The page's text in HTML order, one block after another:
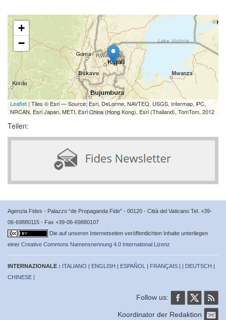
+
−
Leaflet | Tiles © Esri — Source: Esri, DeLorme, NAVTEQ, USGS, Intermap, iPC,
NRCAN, Esri Japan, METI, Esri China (Hong Kong), Esri (Thailand), TomTom, 2012
Teilen:
Agenzia Fides - Palazzo “de Propaganda Fide” - 00120 - Città del Vaticano Tel. +39-
06-69880115 - Fax +39-06-69880107
Die auf unseren Internetseiten veröffentlichten Inhalte unterliegen
einer Creative Commons Namensnennung 4.0 International Lizenz
INTERNAZIONALE : ITALIANO | ENGLISH | ESPAÑOL | FRANÇAIS | | DEUTSCH |
CHINESE |
Follow us:
Koordinator der Redaktion